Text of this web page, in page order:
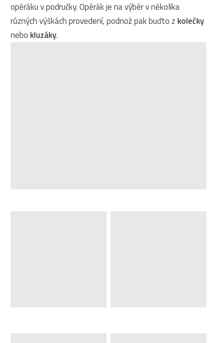
opěráku v područky. Opěrák je na výběr v několika
různých výškách provedení, podnož pak buďto z kolečky
nebo kluzáky.